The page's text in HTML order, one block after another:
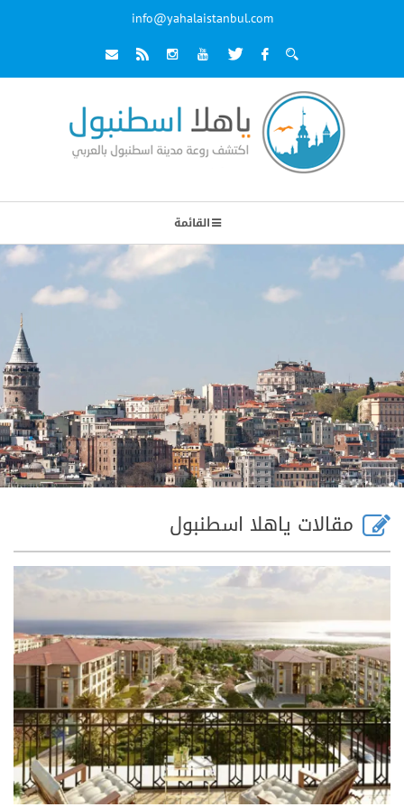
info@yahalaistanbul.com
القائمة
مقالات ياهلا اسطنبول